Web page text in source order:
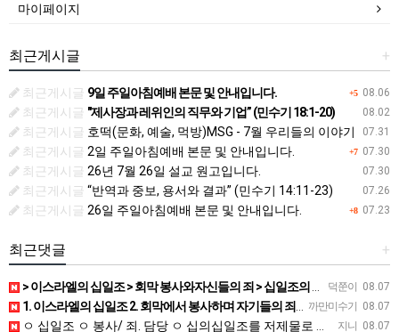
마이페이지
+
최근게시글
+5 08.06
최근게시글 9일 주일아침예배 본문 및 안내입니다.
08.02
최근게시글 "제사장과 레위인의 직무와 기업” (민수기 18:1-20)
07.31
최근게시글 호떡(문화, 예술, 먹방)MSG - 7월 우리들의 이야기
+7 07.30
최근게시글 2일 주일아침예배 본문 및 안내입니다.
07.30
최근게시글 26년 7월 26일 설교 원고입니다.
07.26
최근게시글 “반역과 중보, 용서와 결과” (민수기 14:11-23)
+8 07.23
최근게시글 26일 주일아침예배 본문 및 안내입니다.
+
최근댓글
덕쭌이 08.07
> 이스라엘의 십일조 > 회막 봉사와자신들의 죄 > 십일조의 십일조 > 가장 좋은 부분 > 성물을 더럽히지 …
까만미수기 08.07
1. 이스라엘의 십일조 2. 회막에서 봉사하며 자기들의 죄를 담당 3. 열째 몫. 십일조의 십일조 4. 받은…
지니 08.07
ㅇ 십일조 ㅇ 봉사/ 죄. 담당 ㅇ 십의십일조를 저제물로 드림 ㅇ 흠 없고 아름다운것 ㅇ 죄 / 죽음